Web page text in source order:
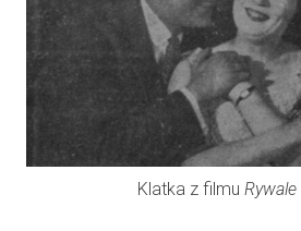
Klatka z filmu Rywale